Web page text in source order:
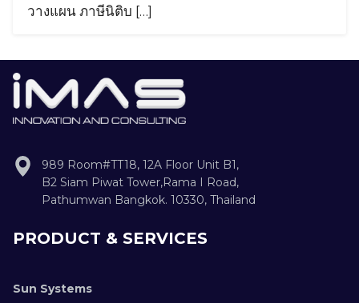
for:
วางแผน ภาษีนิติบ […]
989 Room#TT18, 12A Floor Unit B1,
B2 Siam Piwat Tower,Rama I Road,
Pathumwan Bangkok. 10330, Thailand
PRODUCT & SERVICES
Sun Systems